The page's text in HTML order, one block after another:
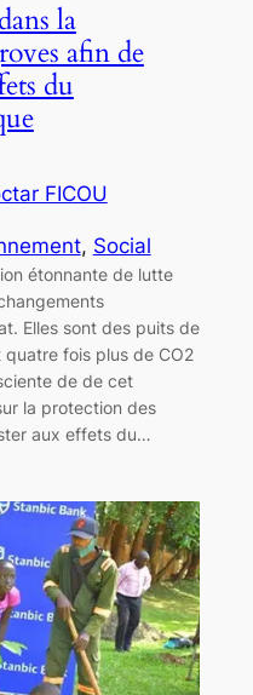
la
afin de
du
FICOU
, Social
étonnante de lutte
Elles sont des puits de
fois plus de CO2
de de cet
la protection des
aux effets du…